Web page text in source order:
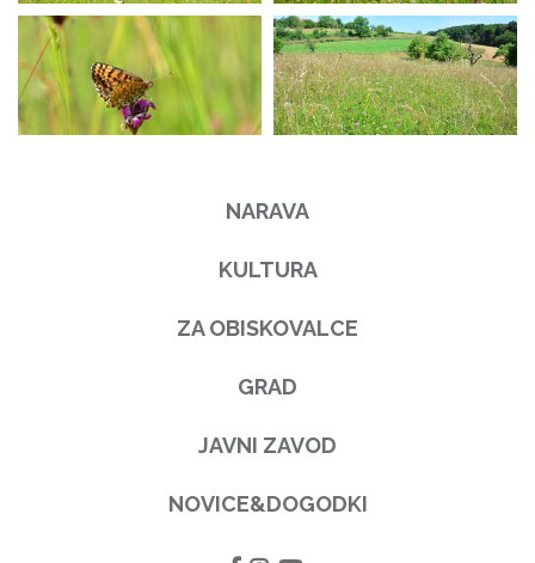
NARAVA
KULTURA
ZA OBISKOVALCE
GRAD
JAVNI ZAVOD
NOVICE&DOGODKI